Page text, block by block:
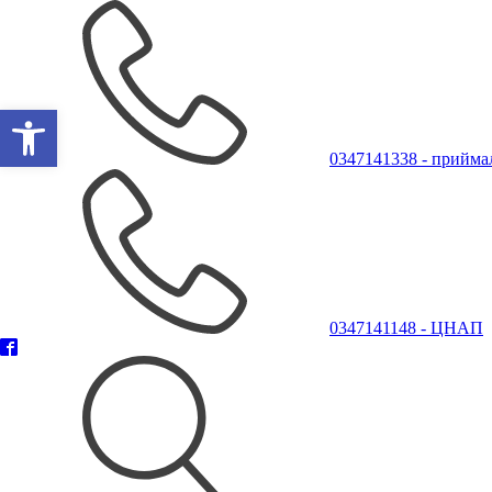
0347141338 -
0347141148 - ЦНАП
Відкрити Панель інструментів